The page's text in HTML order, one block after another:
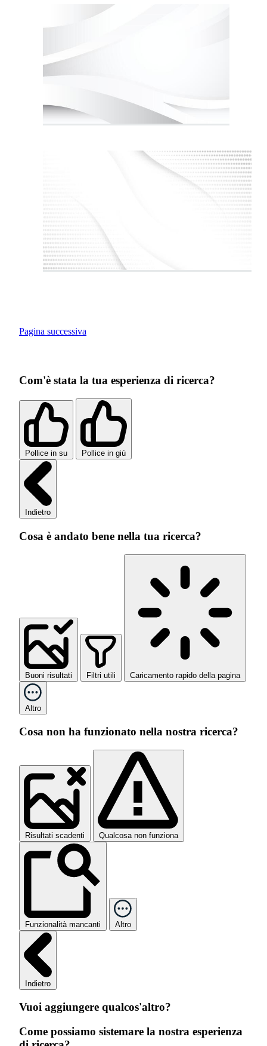
Pagina successiva
Com'è stata la tua esperienza di ricerca?
Pollice in su Pollice in giù
Indietro
Cosa è andato bene nella tua ricerca?
Buoni risultati Filtri utili Caricamento rapido della pagina
Altro
Cosa non ha funzionato nella nostra ricerca?
Risultati scadenti Qualcosa non funziona
Funzionalità mancanti Altro
Indietro
Vuoi aggiungere qualcos'altro?
Come possiamo sistemare la nostra esperienza